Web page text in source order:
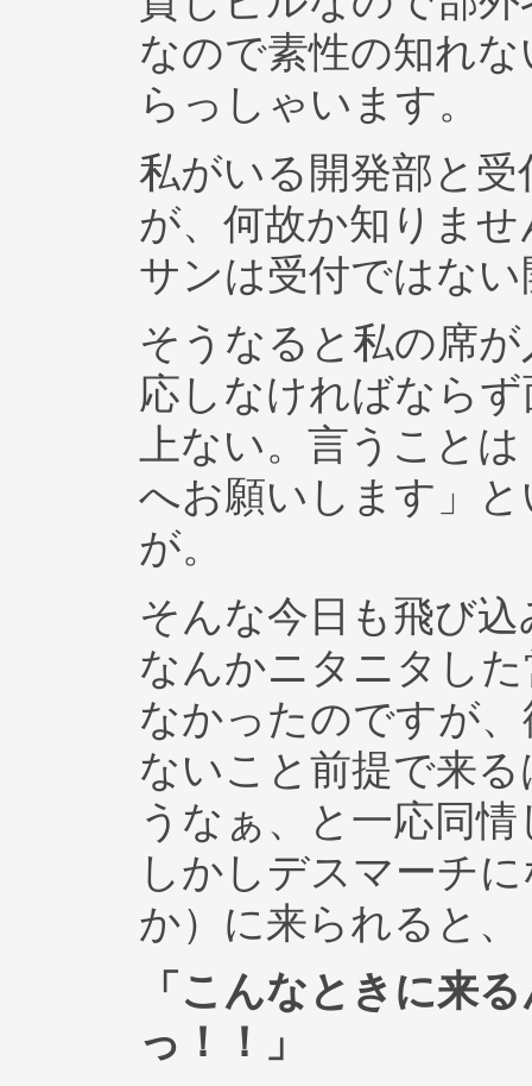
なので素性の知れ
らっしゃいます。
私がいる開発部と
が、何故か知りま
サンは受付ではな
そうなると私の席
応しなければなら
上ない。言うこと
へお願いします」
が。
そんな今日も飛び
なんかニタニタし
なかったのですが
ないこと前提で来
うなぁ、と一応同
しかしデスマーチ
か）に来られると、
「こんなときに来
っ！！」